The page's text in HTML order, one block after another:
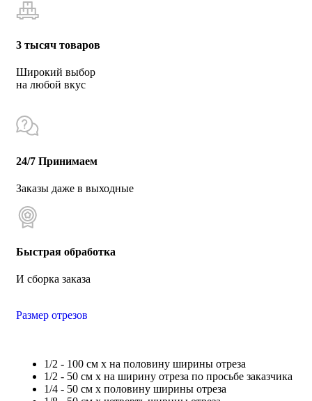
3 тысяч товаров
Широкий выбор
на любой вкус
24/7 Принимаем
Заказы даже в выходные
Быстрая обработка
И сборка заказа
Размер отрезов
1/2 - 100 см х на половину ширины отреза
1/2 - 50 см х на ширину отреза по просьбе заказчика
1/4 - 50 см х половину ширины отреза